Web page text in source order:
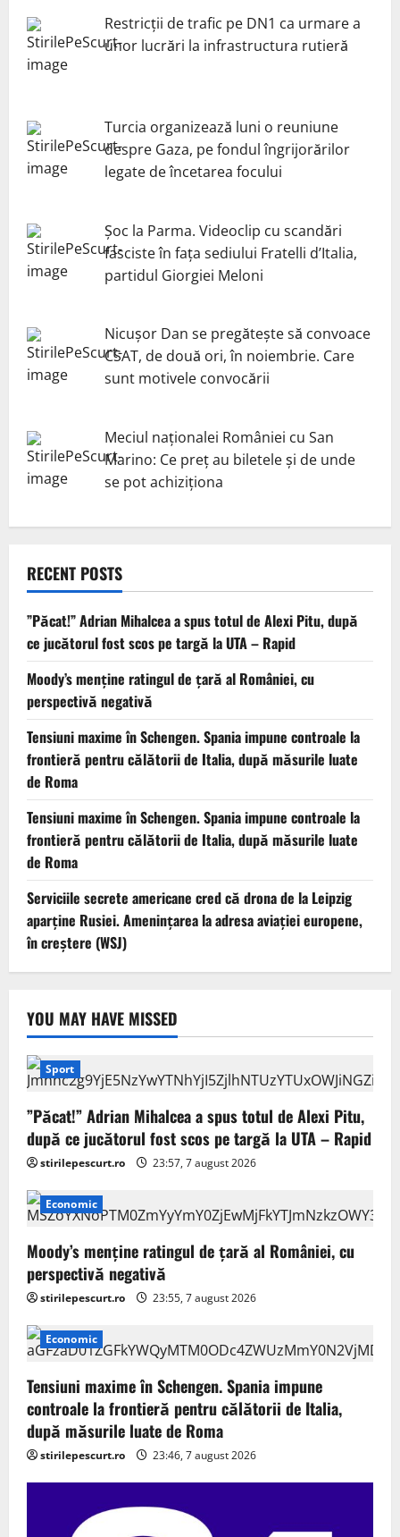
Restricții de trafic pe DN1 ca urmare a
unor lucrări la infrastructura rutieră
Turcia organizează luni o reuniune
despre Gaza, pe fondul îngrijorărilor
legate de încetarea focului
Șoc la Parma. Videoclip cu scandări
fasciste în fața sediului Fratelli d’Italia,
partidul Giorgiei Meloni
Nicuşor Dan se pregăteşte să convoace
CSAT, de două ori, în noiembrie. Care
sunt motivele convocării
Meciul naționalei României cu San
Marino: Ce preț au biletele și de unde
se pot achiziționa
RECENT POSTS
”Păcat!” Adrian Mihalcea a spus totul de Alexi Pitu, după
ce jucătorul fost scos pe targă la UTA – Rapid
Moody’s menține ratingul de țară al României, cu
perspectivă negativă
Tensiuni maxime în Schengen. Spania impune controale la
frontieră pentru călătorii de Italia, după măsurile luate
de Roma
Tensiuni maxime în Schengen. Spania impune controale la
frontieră pentru călătorii de Italia, după măsurile luate
de Roma
Serviciile secrete americane cred că drona de la Leipzig
aparține Rusiei. Amenințarea la adresa aviației europene,
în creștere (WSJ)
YOU MAY HAVE MISSED
Sport
”Păcat!” Adrian Mihalcea a spus totul de Alexi Pitu,
după ce jucătorul fost scos pe targă la UTA – Rapid
stirilepescurt.ro 23:57, 7 august 2026
Economic
Moody’s menține ratingul de țară al României, cu
perspectivă negativă
stirilepescurt.ro 23:55, 7 august 2026
Economic
Tensiuni maxime în Schengen. Spania impune
controale la frontieră pentru călătorii de Italia,
după măsurile luate de Roma
stirilepescurt.ro 23:46, 7 august 2026